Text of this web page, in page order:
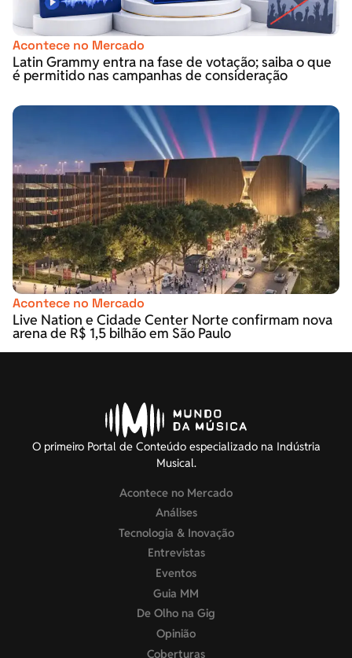
Acontece no Mercado
Latin Grammy entra na fase de votação; saiba o que
é permitido nas campanhas de consideração
Acontece no Mercado
Live Nation e Cidade Center Norte confirmam nova
arena de R$ 1,5 bilhão em São Paulo
O primeiro Portal de Conteúdo especializado na Indústria
Musical.
Acontece no Mercado
Análises
Tecnologia & Inovação
Entrevistas
Eventos
Guia MM
De Olho na Gig
Opinião
Coberturas